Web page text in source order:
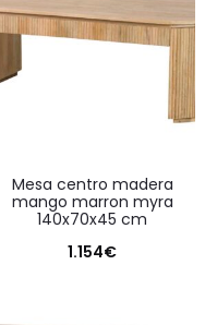
mesa centro madera
mango marron myra
140x70x45 cm
1.154€